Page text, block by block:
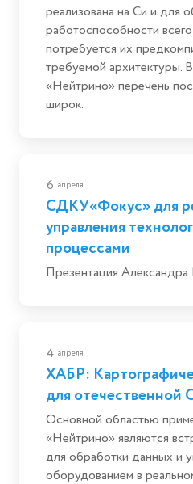
реализована на Си и для
работоспособности
потребуется их
требуемой архитектуры.
«Нейтрино» перечень
широк.
6 апреля
СДКУ«Фокус» для
управления
процессами
Презентация Александра
4 апреля
ХАБР:
для
Основной областью
«Нейтрино» являются
для обработки данных и
оборудованием в